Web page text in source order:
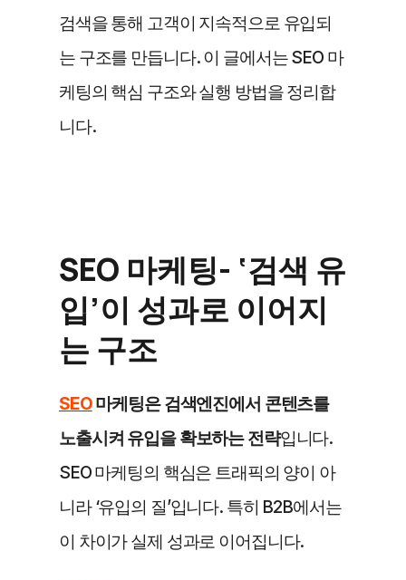
검색을 통해 고객이 지속적으로 유입되
는 구조를 만듭니다. 이 글에서는 SEO 마
케팅의 핵심 구조와 실행 방법을 정리합
니다.
SEO 마케팅- ‘검색 유
입’이 성과로 이어지
는 구조
SEO 마케팅은 검색엔진에서 콘텐츠를
노출시켜 유입을 확보하는 전략입니다.
SEO 마케팅의 핵심은 트래픽의 양이 아
니라 ‘유입의 질’입니다. 특히 B2B에서는
이 차이가 실제 성과로 이어집니다.